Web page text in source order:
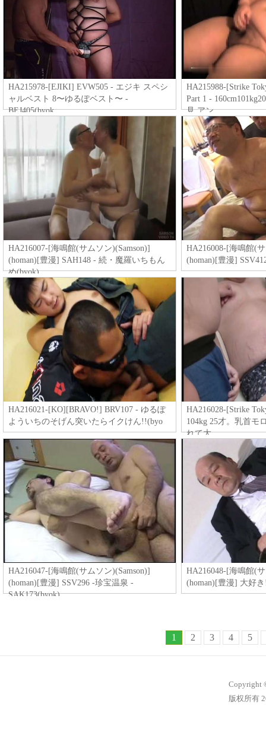
HA215978-[EJIKI] EVW505 - エジキ スペシ
ャルベスト 8〜ゆるぽベスト〜 -
BEJ405(byok
HA215988-[Strike
Part 1 -
見 アン
HA216007-[海鳴館(サムソン)(Samson)]
(homan)[豊漫] SAH148 - 続・魔羅いちもん
め(byok)
HA216008-[海鳴館(
(homan)[豊漫]
HA216021-[KO][BRAVO!] BRV107 - ゆるぽ
よういちのそげん突いたらイクけん!!(byo
HA216028-[Strike
104kg 25才。乳首モ
れて大
HA216047-[海鳴館(サムソン)(Samson)]
(homan)[豊漫] SSV296 -珍宝温泉 -
SAK173(byok)
HA216048-[海鳴館(
(homan)[豊漫] 大好
1 2 3 4 5
Copyright
版权所有